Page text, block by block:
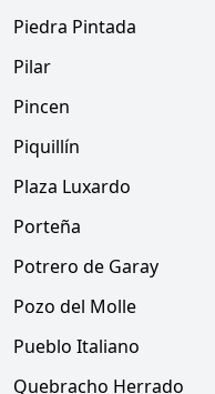
Piedra Pintada
Pilar
Pincen
Piquillín
Plaza Luxardo
Porteña
Potrero de Garay
Pozo del Molle
Pueblo Italiano
Quebracho Herrado